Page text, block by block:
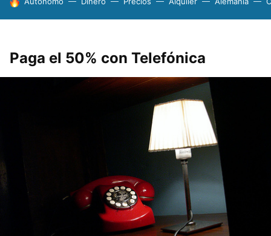
Paga el 50% con Telefónica